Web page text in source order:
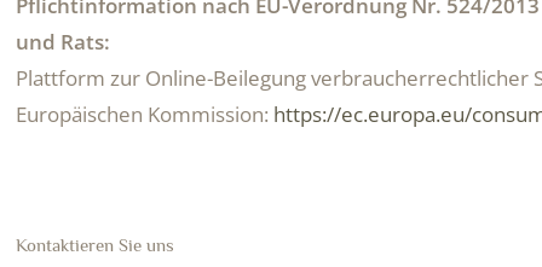
und Rats:
Plattform zur Online-Beilegung verbraucherrechtlicher
Europäischen Kommission: https://ec.europa.eu/
Kontaktieren Sie uns